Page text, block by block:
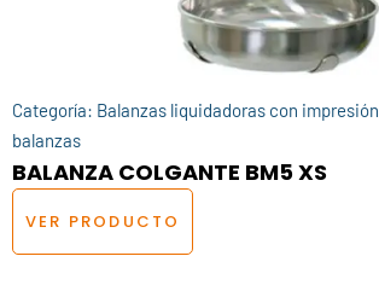
Categoría: Balanzas liquidadoras con impresión
balanzas
BALANZA COLGANTE BM5 XS
VER PRODUCTO